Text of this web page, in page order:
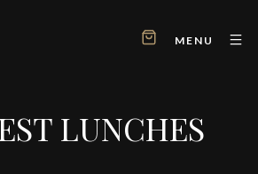
MENU
LUNCHES